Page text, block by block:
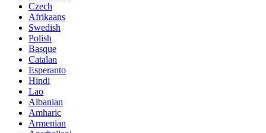
Czech
Afrikaans
Swedish
Polish
Basque
Catalan
Esperanto
Hindi
Lao
Albanian
Amharic
Armenian